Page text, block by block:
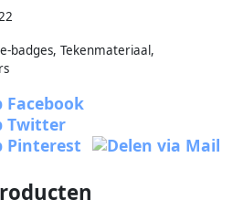
badges, Tekenmateriaal,